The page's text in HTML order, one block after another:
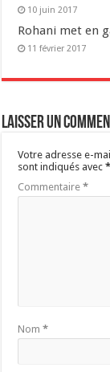
10 juin 2017
Rohani met en
11 février 2017
Laisser un
Votre adresse e-
sont indiqués avec*
Commentaire*
Nom*